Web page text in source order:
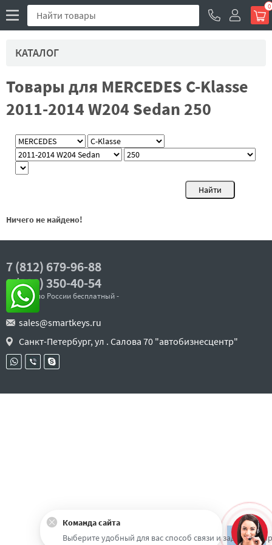
0
КАТАЛОГ
Товары для MERCEDES C-Klasse
2011-2014 W204 Sedan 250
Ничего не найдено!
7 (812) 679-96-88
8 (800) 350-40-54
- звонок по России бесплатный -
sales@smartkeys.ru
Санкт-Петербург, ул . Салова 70 "автобизнесцентр"
Наверх
Команда сайта
Выберите удобный для вас способ связи и задайте